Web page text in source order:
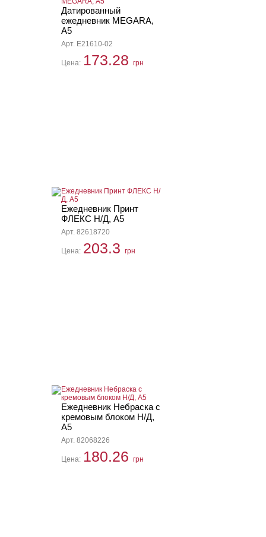
Датированный
ежедневник MEGARA,
А5
Арт. E21610-02
Цена: 173.28 грн
Ежедневник Принт
ФЛЕКС Н/Д, А5
Арт. 82618720
Цена: 203.3 грн
Ежедневник Небраска с
кремовым блоком Н/Д,
А5
Арт. 82068226
Цена: 180.26 грн